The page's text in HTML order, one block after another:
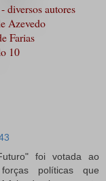
diversos autores
Azevedo
Farias
10
foi votada ao
políticas que